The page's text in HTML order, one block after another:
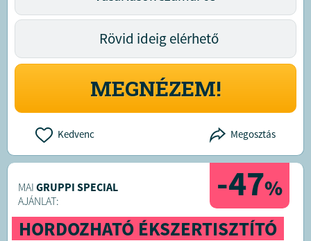
Rövid ideig elérhető
MEGNÉZEM!
Kedvenc Megosztás
-47%
MAI GRUPPI SPECIAL
AJÁNLAT:
HORDOZHATÓ ÉKSZERTISZTÍTÓ